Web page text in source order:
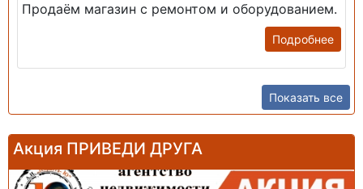
Продаём магазин с ремонтом и оборудованием.
Подробнее
Показать все
Акция ПРИВЕДИ ДРУГА